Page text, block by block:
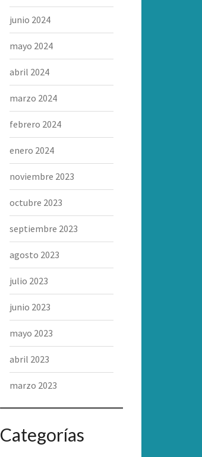
junio 2024
mayo 2024
abril 2024
marzo 2024
febrero 2024
enero 2024
noviembre 2023
octubre 2023
septiembre 2023
agosto 2023
julio 2023
junio 2023
mayo 2023
abril 2023
marzo 2023
Categorías